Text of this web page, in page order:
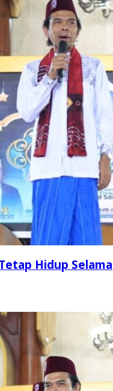
Hidup Selama